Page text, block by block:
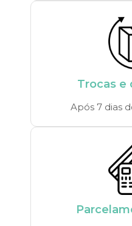
Trocas e
Após 7 dias